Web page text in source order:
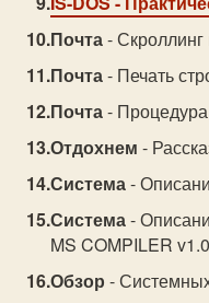
Почта- Скроллинг
Почта- Печать
Почта-
Отдохнем -
Система-
Система-
MS COMPILER
Обзор -